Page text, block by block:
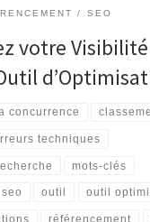
SEO
votre
concurrence
techniques
mots-clés
outil outil
référencement